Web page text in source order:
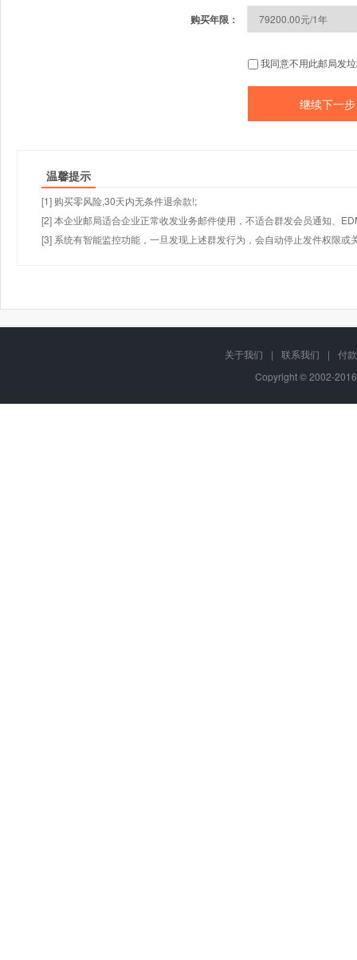
购买年限：
我同意不用此邮局发
温馨提示
[1] 购买零风险,30天内无条件退余款!;
[2] 本企业邮局适合企业正常收发业务邮件使用，不适合群发会员通知、
[3] 系统有智能监控功能，一旦发现上述群发行为，会自动停止发件权限或
关于我们 | 联系我们 |
付
Copyright © 2002-